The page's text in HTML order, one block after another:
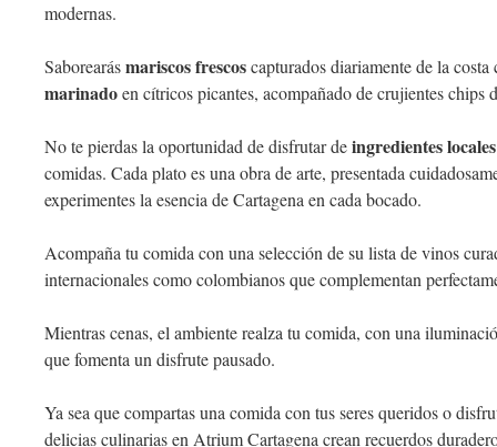
modernas.
Saborearásmariscos frescoscapturados diariamente de la
marinadoen cítricos picantes, acompañado de crujientes chips
No te pierdas la oportunidad de disfrutar deingredientes locales
comidas. Cada plato es una obra de arte, presentada
experimentes la esencia de Cartagena en cada bocado.
Acompaña tu comida con una selección de su lista de vinos
internacionales como colombianos que complementan
Mientras cenas, el ambiente realza tu comida, con una
que fomenta un disfrute pausado.
Ya sea que compartas una comida con tus seres queridos o
delicias culinarias en Atrium Cartagena crean recuerdos